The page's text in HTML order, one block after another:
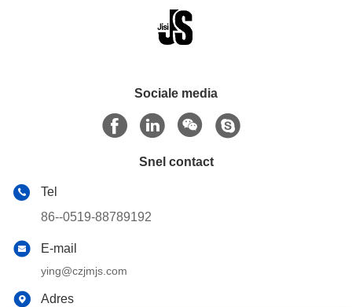
Sociale media
Snel contact
Tel
86--0519-88789192
E-mail
ying@czjmjs.com
Adres